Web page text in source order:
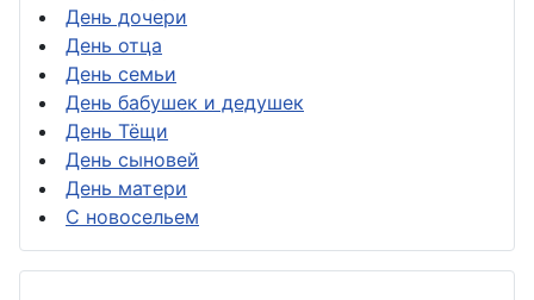
День дочери
День отца
День семьи
День бабушек и дедушек
День Тёщи
День сыновей
День матери
С новосельем